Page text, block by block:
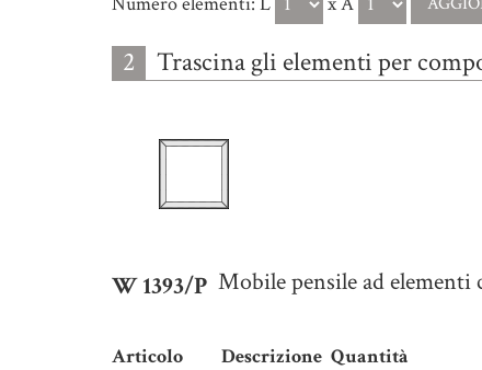
2 Trascina gli elementi per
W 1393/P Mobile pensile ad
Articolo Descrizione Quantità